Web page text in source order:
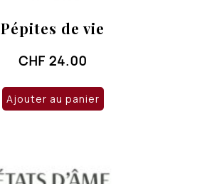
Pépites de vie
CHF 24.00
Ajouter au panier